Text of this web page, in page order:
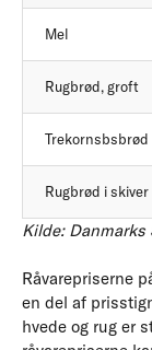
Mel
Rugbrød, groft
Trekornsbsbrød
Rugbrød i skiver
Kilde: Danmarks
Råvarepriserne
en del af
hvede og rug er